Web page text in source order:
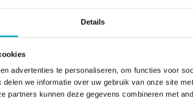
Details
advertenties te personaliseren, om functies voor
we informatie over uw gebruik van onze site
partners kunnen deze gegevens combineren met
Luisteren
– Een verhaal over
momenten en de magie